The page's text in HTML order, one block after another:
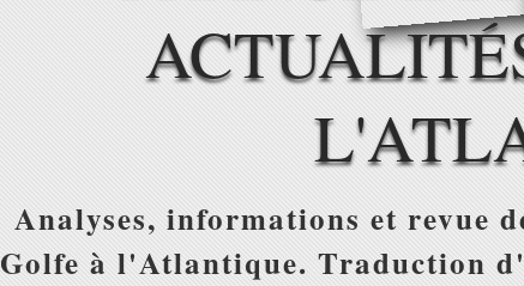
Analyses, informations et revue
Golfe à l'Atlantique. Traduction